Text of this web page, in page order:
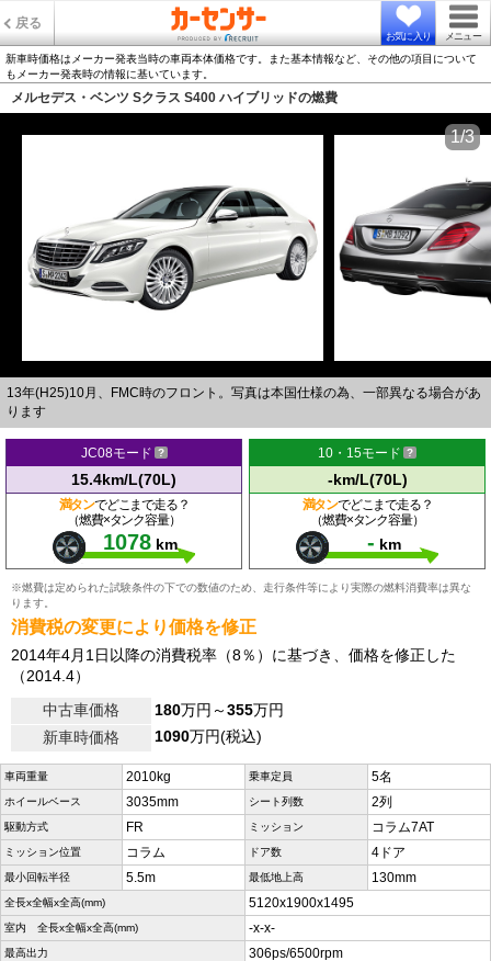
戻る
お気に入り メニュー
新車時価格はメーカー発表当時の車両本体価格です。また基本情報など、その他の項目について
もメーカー発表時の情報に基いています。
メルセデス・ベンツ Sクラス S400 ハイブリッドの燃費
13年(H25)10月、FMC時のフロント。写真は本国仕様の為、一部異なる場合があ
ります
1/3
JC08モード
15.4km/L(70L)
満タンでどこまで走る？
（燃費×タンク容量）
1078 km
10・15モード
-km/L(70L)
満タンでどこまで走る？
（燃費×タンク容量）
- km
※燃費は定められた試験条件の下での数値のため、走行条件等により実際の燃料消費率は異な
ります。
消費税の変更により価格を修正
2014年4月1日以降の消費税率（8％）に基づき、価格を修正した
（2014.4）
中古車価格
180万円～355万円
新車時価格
1090万円(税込)
車両重量 2010kg 乗車定員 5名
ホイールベース 3035mm シート列数 2列
駆動方式 FR ミッション コラム7AT
ミッション位置 コラム ドア数 4ドア
最小回転半径 5.5m 最低地上高 130mm
全長x全幅x全高(mm) 5120x1900x1495
室内 全長x全幅x全高(mm) -x-x-
最高出力 306ps/6500rpm